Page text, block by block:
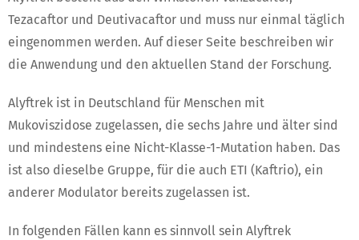
Tezacaftor und Deutivacaftor und muss nur einmal täglich
eingenommen werden. Auf dieser Seite beschreiben wir
die Anwendung und den aktuellen Stand der Forschung.
Alyftrek ist in Deutschland für Menschen mit
Mukoviszidose zugelassen, die sechs Jahre und älter sind
und mindestens eine Nicht-Klasse-1-Mutation haben. Das
ist also dieselbe Gruppe, für die auch ETI (Kaftrio), ein
anderer Modulator bereits zugelassen ist.
In folgenden Fällen kann es sinnvoll sein Alyftrek